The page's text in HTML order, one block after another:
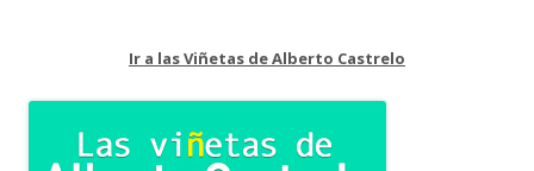
Ir a las Viñetas de Alberto Castrelo